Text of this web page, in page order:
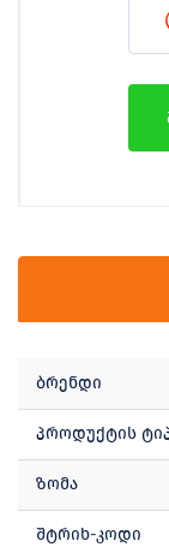
ბრენდი
პროდუქტის
ზომა
შტრიხ-კოდი